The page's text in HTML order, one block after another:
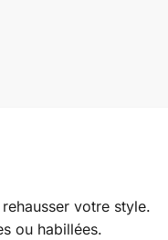
votre style.
ou habillées.